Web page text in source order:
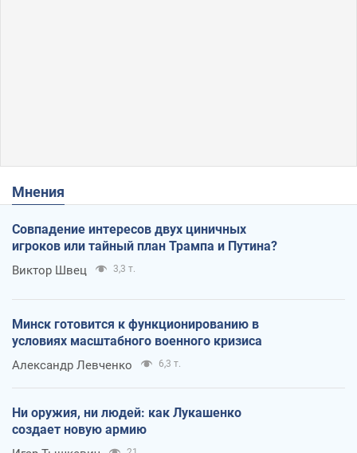
Мнения
Совпадение интересов двух циничных
игроков или тайный план Трампа и Путина?
Виктор Швец 3,3 т.
Минск готовится к функционированию в
условиях масштабного военного кризиса
Александр Левченко 6,3 т.
Ни оружия, ни людей: как Лукашенко
создает новую армию